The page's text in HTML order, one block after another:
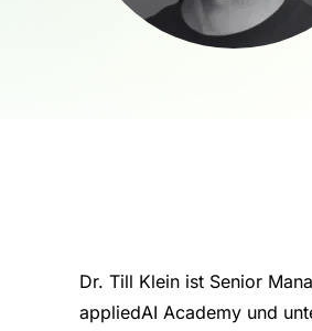
Dr. Till Klein ist Senior
appliedAI Academy und